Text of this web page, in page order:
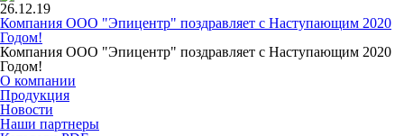
26.12.19
Компания ООО "Эпицентр" поздравляет с Наступающим 2020
Годом!
Компания ООО "Эпицентр" поздравляет с Наступающим 2020
Годом!
О компании
Продукция
Новости
Наши партнеры